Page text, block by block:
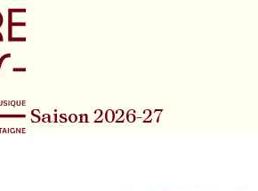
Saison 2026-27